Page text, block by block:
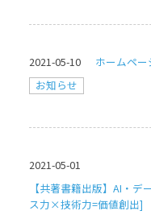
2021-05-10
ホームペ
お知らせ
2021-05-01
【共著書籍出版】AI・
ス力×技術力=価値創出]